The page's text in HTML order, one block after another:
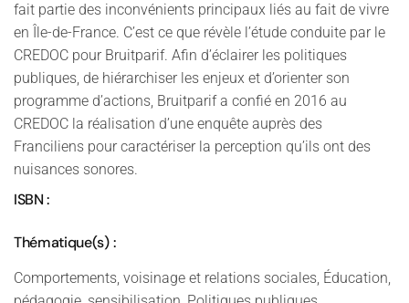
fait partie des inconvénients principaux liés au fait de vivre
en Île-de-France. C’est ce que révèle l’étude conduite par le
CREDOC pour Bruitparif. Afin d’éclairer les politiques
publiques, de hiérarchiser les enjeux et d’orienter son
programme d’actions, Bruitparif a confié en 2016 au
CREDOC la réalisation d’une enquête auprès des
Franciliens pour caractériser la perception qu’ils ont des
nuisances sonores.
ISBN :
Thématique(s) :
Comportements, voisinage et relations sociales, Éducation,